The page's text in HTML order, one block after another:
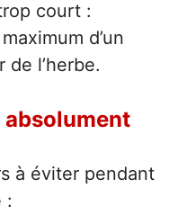
court :
d’un
l’herbe.
absolument
à éviter pendant
: